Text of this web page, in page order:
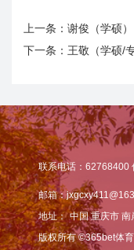
上一条： 谢俊（学硕）
下一条： 王敬（学硕/专
联系电话：62768400
邮箱：
地址： 中国 重庆市
版权所有 ©365bet体